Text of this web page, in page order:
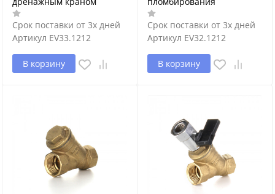
Срок поставки от 3х дней
Артикул EV33.1212
В корзину
Срок поставки от 3х дней
Артикул EV32.1212
В корзину